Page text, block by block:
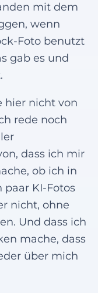
mit dem
wenn
Foto benutzt
gab es und
hier nicht von
rede noch
dass ich mir
ob ich in
KI-Fotos
nicht, ohne
Und dass ich
mache, dass
über mich